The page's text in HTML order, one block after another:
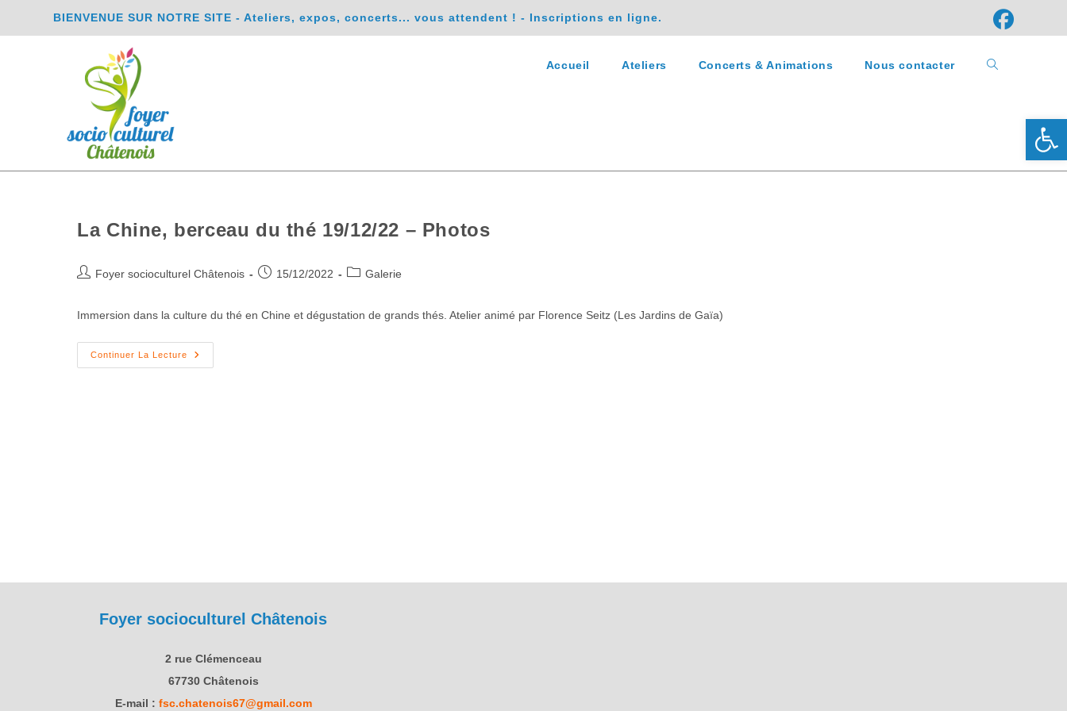
BIENVENUE SUR NOTRE SITE - Ateliers, expos, concerts... vous attendent ! - Inscriptions en ligne.
Accueil Ateliers Concerts & Animations Nous contacter
La Chine, berceau du thé 19/12/22 – Photos
Foyer socioculturel Châtenois 15/12/2022 Galerie
Immersion dans la culture du thé en Chine et dégustation de grands thés. Atelier animé par Florence Seitz (Les Jardins de Gaïa)
Continuer La Lecture
Foyer socioculturel Châtenois
2 rue Clémenceau
67730 Châtenois
E-mail : fsc.chatenois67@gmail.com